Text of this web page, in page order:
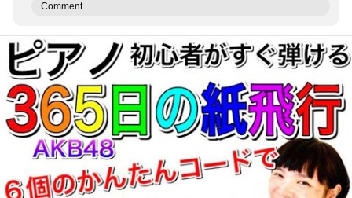
Comment...